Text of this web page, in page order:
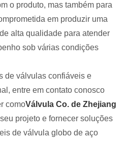
o produto, mas também para
em produzir uma
alta qualidade para atender
sob várias condições
de válvulas confiáveis ​​e
entre em contato conosco
comoVálvula Co. de Zhejiang
projeto e fornecer soluções
​​de válvula globo de aço